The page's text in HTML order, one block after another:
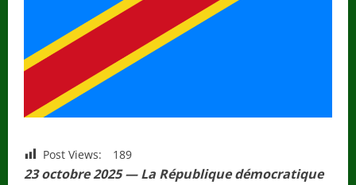
Post Views: 189
23 octobre 2025 — La République démocratique